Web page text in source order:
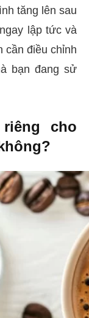
tăng lên sau
lập tức và
cần điều chỉnh
bạn đang sử
cho